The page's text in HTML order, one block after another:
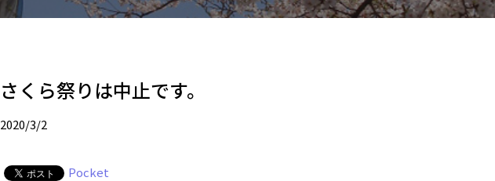
さくら祭りは中止です。
2020/3/2
Pocket